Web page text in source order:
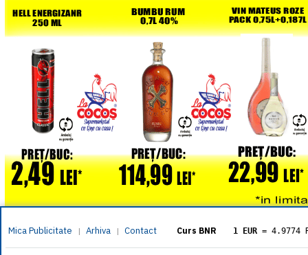
Mica Publicitate | Arhiva | Contact Curs BNR 1 EUR = 4.9774